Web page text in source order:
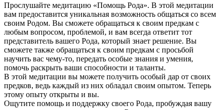
Прослушайте медитацию «Помощь Рода». В этой медитации
вам предоставится уникальная возможность общаться со всем
своим Родом. Вы сможете обращаться к своим предкам с
любым вопросом, проблемой, и вам всегда ответит тот
представитель вашего Рода, который знает решение. Вы
сможете также обращаться к своим предкам с просьбой
научить вас чему-то, передать особые знания и умения,
помочь раскрыть ваши способности и таланты.
В этой медитации вы можете получить особый дар от своих
предков, ведь каждый из них обладал своим опытом. Теперь
этому опыту открыты и вы.
Ощутите помощь и поддержку своего Рода, пробуждая вашу